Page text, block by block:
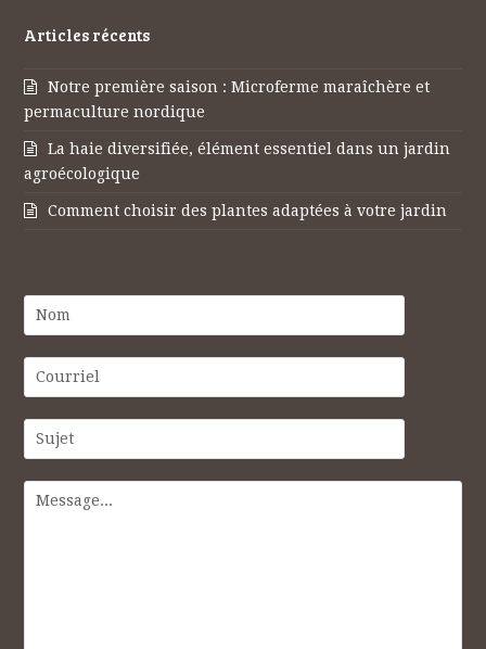
Articles récents
Notre première saison : Microferme maraîchère et
permaculture nordique
La haie diversifiée, élément essentiel dans un jardin
agroécologique
Comment choisir des plantes adaptées à votre jardin